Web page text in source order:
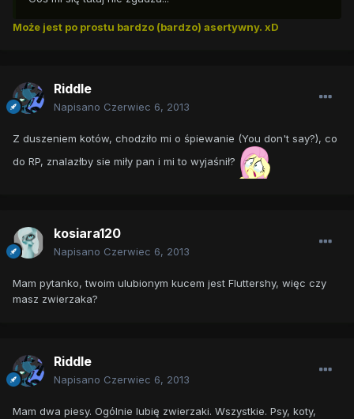
Może jest po prostu bardzo (bardzo) asertywny. xD
Riddle
Napisano Czerwiec 6, 2013
Z duszeniem kotów, chodziło mi o śpiewanie (You don't say?), co
do RP, znalazłby sie miły pan i mi to wyjaśnił?
kosiara120
Napisano Czerwiec 6, 2013
Mam pytanko, twoim ulubionym kucem jest Fluttershy, więc czy
masz zwierzaka?
Riddle
Napisano Czerwiec 6, 2013
Mam dwa piesy. Ogólnie lubię zwierzaki. Wszystkie. Psy, koty,